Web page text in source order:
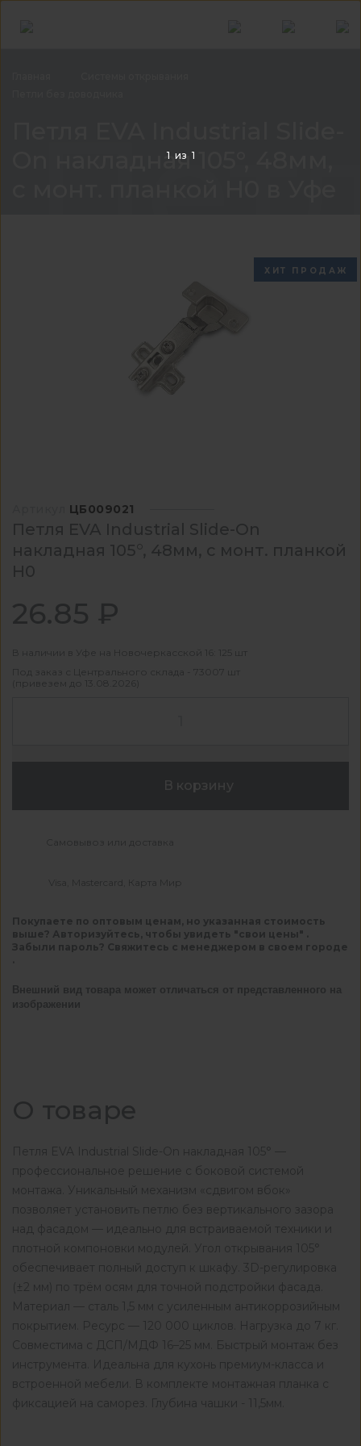
On накладная 105°, 48мм,
ХИТ ПРОДАЖ
ЦБ009021
Петля EVA Industrial Slide-On
накладная 105°, 48мм, с монт. планкой
H0
26.85 ₽
В наличии в Уфе на Новочеркасской 16: 125 шт
Под заказ с Центрального склада - 73007 шт
(привезем до 13.08.2026)
В корзину
Самовывоз или доставка
Visa, Mastercard, Карта Мир
Покупаете по оптовым ценам, но указанная стоимость
выше? Авторизуйтесь, чтобы увидеть "свои цены" .
Забыли пароль? Свяжитесь с менеджером в своем городе
Внешний вид товара может отличаться от представленного на
изображении
О товаре
Петля EVA Industrial Slide-On накладная 105° —
профессиональное решение с боковой системой
монтажа. Уникальный механизм «сдвигом вбок»
позволяет установить петлю без вертикального зазора
над фасадом — идеально для встраиваемой техники и
плотной компоновки модулей. Угол открывания 105°
обеспечивает полный доступ к шкафу. 3D-регулировка
(±2 мм) по трём осям для точной подстройки фасада.
Материал — сталь 1,5 мм с усиленным антикоррозийным
покрытием. Ресурс — 120 000 циклов. Нагрузка до 7 кг.
Совместима с ДСП/МДФ 16–25 мм. Быстрый монтаж без
инструмента. Идеальна для кухонь премиум-класса и
встроенной мебели. В комплекте монтажная планка с
фиксацией на саморез. Глубина чашки - 11,5мм.
1 из 1